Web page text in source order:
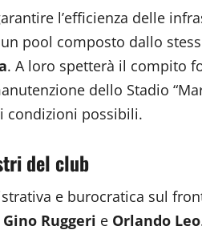
l’efficienza delle
pool composto dallo
. A loro spetterà il compito
dello Stadio
condizioni possibili.
del club
e burocratica sul
Gino Ruggeri e Orlando Leo